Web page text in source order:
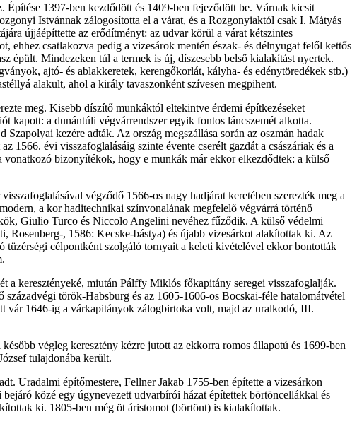
1397-ben kezdődött és 1409-ben fejeződött be. Várnak kicsit
Istvánnak zálogosította el a várat, és a Rozgonyiaktól csak I. Mátyás
újjáépíttette az erődítményt: az udvar körül a várat kétszintes
csatlakozva pedig a vizesárok mentén észak- és délnyugat felől kettős
épült. Mindezeken túl a termek is új, díszesebb belső kialakítást nyertek.
ajtó- és ablakkeretek, kerengőkorlát, kályha- és edénytöredékek stb.)
alakult, ahol a király tavaszonként szívesen megpihent.
meg. Kisebb díszítő munkáktól eltekintve érdemi építkezéseket
kapott: a dunántúli végvárrendszer egyik fontos láncszemét alkotta.
kezére adták. Az ország megszállása során az oszmán hadak
1566. évi visszafoglalásáig szinte évente cserélt gazdát a császáriak és a
vonatkozó bizonyítékok, hogy e munkák már ekkor elkezdődtek: a külső
végződő 1566-os nagy hadjárat keretében szerezték meg a
a kor haditechnikai színvonalának megfelelő végvárrá történő
Giulio Turco és Niccolo Angelini nevéhez fűződik. A külső védelmi
Rosenberg-, 1586: Kecske-bástya) és újabb vizesárkot alakítottak ki. Az
célpontként szolgáló tornyait a keleti kivételével ekkor bontották
a keresztényeké, miután Pálffy Miklós főkapitány seregei visszafoglalják.
török-Habsburg és az 1605-1606-os Bocskai-féle hatalomátvétel
vár 1646-ig a várkapitányok zálogbirtoka volt, majd az uralkodó, III.
végleg keresztény kézre jutott az ekkorra romos állapotú és 1699-ben
tulajdonába került.
Uradalmi építőmestere, Fellner Jakab 1755-ben építette a vizesárkon
közé egy úgynevezett udvarbírói házat építettek börtöncellákkal és
ki. 1805-ben még öt áristomot (börtönt) is kialakítottak.